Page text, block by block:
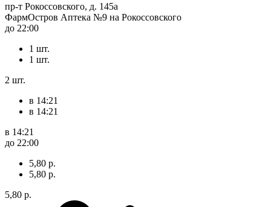
пр-т Рокоссовского, д. 145а
ФармОстров Аптека №9 на Рокоссовского
до 22:00
1 шт.
1 шт.
2 шт.
в 14:21
в 14:21
в 14:21
до 22:00
5,80 р.
5,80 р.
5,80 р.